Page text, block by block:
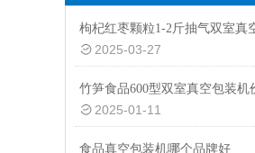
2025-03-27
竹笋食品600型双室真空包装机
2025-01-11
食品真空包装机哪个品牌好